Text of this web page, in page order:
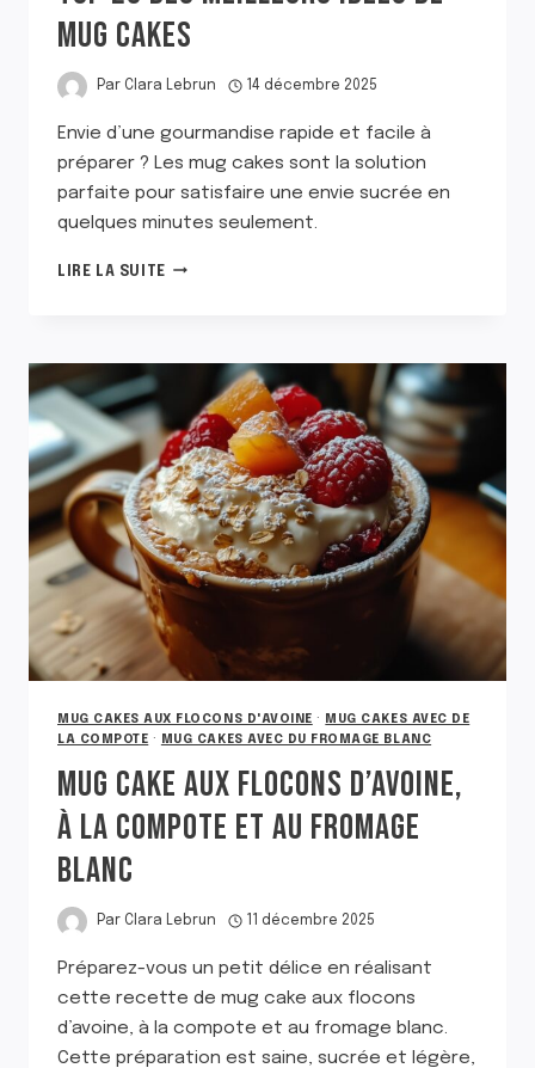
MUG CAKES
Par Clara Lebrun 14 décembre 2025
Envie d’une gourmandise rapide et facile à
préparer ? Les mug cakes sont la solution
parfaite pour satisfaire une envie sucrée en
quelques minutes seulement.
LIRE LA SUITETOP
IDÉES
MUG
CAKES
MUG CAKES AUX FLOCONS D'AVOINE ·
MUG CAKES AVEC DE
LA COMPOTE · MUG CAKES AVEC DU FROMAGE BLANC
MUG CAKE AUX FLOCONS D’AVOINE,
À LA COMPOTE ET AU FROMAGE
BLANC
Par Clara Lebrun 11 décembre 2025
Préparez-vous un petit délice en réalisant
cette recette de mug cake aux flocons
d’avoine, à la compote et au fromage blanc.
Cette préparation est saine, sucrée et légère,